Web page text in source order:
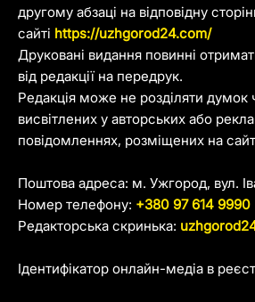
другому абзаці на відповідну
сайті https://uzhgorod24.com/
Друковані видання повинні
від редакції на передрук.
Редакція може не розділяти думок
висвітлених у авторських або
повідомленнях, розміщених на
Поштова адреса: м. Ужгород, вул.
Номер телефону: +380 97 614 9990
Редакторська скринька:
Ідентифікатор онлайн-медіа в